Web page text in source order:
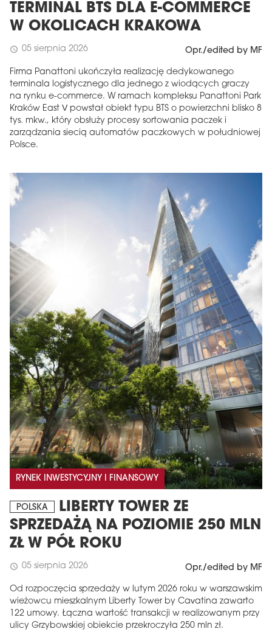
TERMINAL BTS DLA E-COMMERCE
W OKOLICACH KRAKOWA
schedule 05 sierpnia 2026 Opr./edited by MF
Firma Panattoni ukończyła realizację dedykowanego
terminala logistycznego dla jednego z wiodących graczy
na rynku e-commerce. W ramach kompleksu Panattoni Park
Kraków East V powstał obiekt typu BTS o powierzchni blisko 8
tys. mkw., który obsłuży procesy sortowania paczek i
zarządzania siecią automatów paczkowych w południowej
Polsce.
RYNEK INWESTYCYJNY I FINANSOWY
POLSKA
LIBERTY TOWER ZE
SPRZEDAŻĄ NA POZIOMIE 250 MLN
ZŁ W PÓŁ ROKU
schedule 05 sierpnia 2026 Opr./edited by MF
Od rozpoczęcia sprzedaży w lutym 2026 roku w warszawskim
wieżowcu mieszkalnym Liberty Tower by Cavatina zawarto
122 umowy. Łączna wartość transakcji w realizowanym przy
ulicy Grzybowskiej obiekcie przekroczyła 250 mln zł.